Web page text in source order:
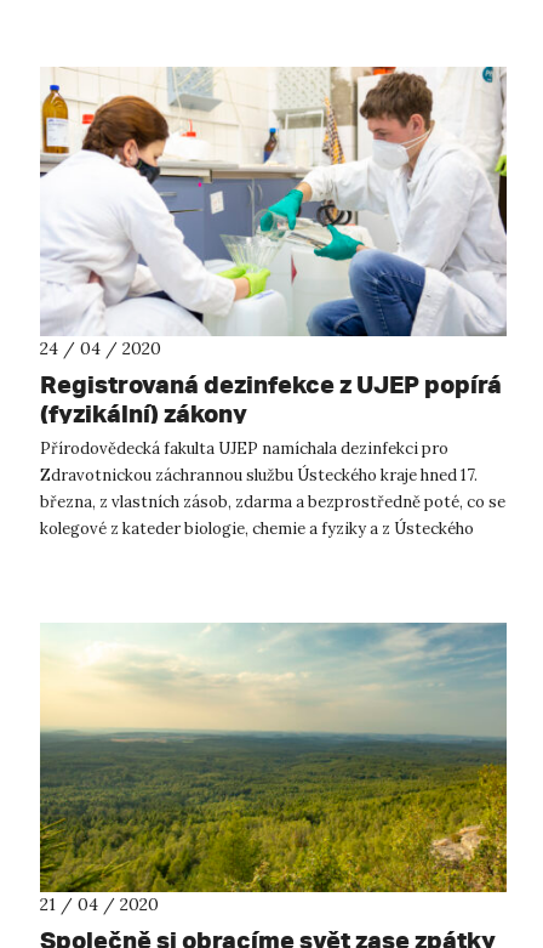
24 / 04 / 2020
Registrovaná dezinfekce z UJEP popírá
(fyzikální) zákony
Přírodovědecká fakulta UJEP namíchala dezinfekci pro
Zdravotnickou záchrannou službu Ústeckého kraje hned 17.
března, z vlastních zásob, zdarma a bezprostředně poté, co se
kolegové z kateder biologie, chemie a fyziky a z Ústeckého
21 / 04 / 2020
Společně si obracíme svět zase zpátky